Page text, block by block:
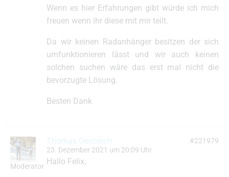
Wenn es hier Erfahrungen gibt würde ich mich
freuen wenn ihr diese mit mir teilt.
Da wir keinen Radanhänger besitzen der sich
umfunktionieren lässt und wir auch keinen
solchen suchen wäre das erst mal nicht die
bevorzugte Lösung.
Besten Dank
Moderator
Thomas Oestreich
23. Dezember 2021 um 20:09 Uhr
#221979
Hallo Felix,